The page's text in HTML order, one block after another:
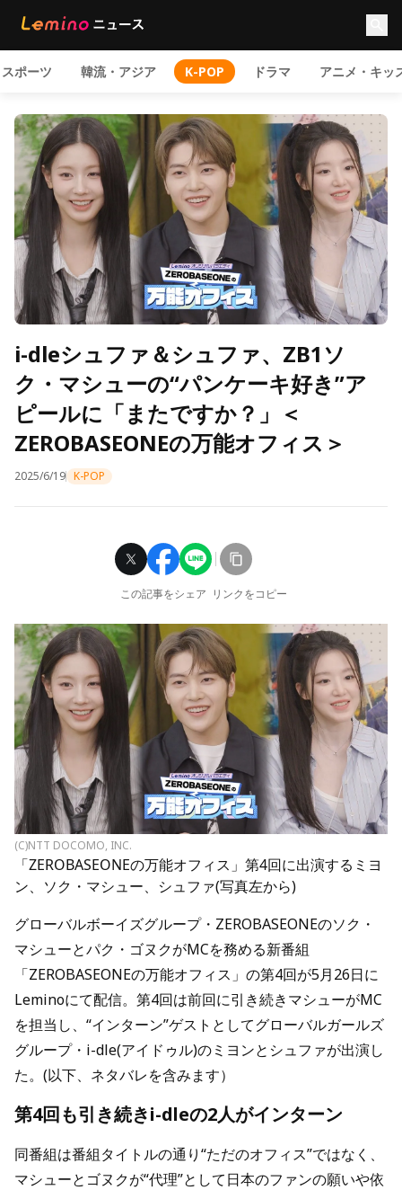
スポーツ 韓流・アジア K-POP ドラマ アニメ・キッ
i-dleシュファ＆シュファ、ZB1ソ
ク・マシューの“パンケーキ好き”ア
ピールに「またですか？」＜
ZEROBASEONEの万能オフィス＞
2025/6/19 K-POP
この記事をシェア リンクをコピー
(C)NTT DOCOMO, INC.
「ZEROBASEONEの万能オフィス」第4回に出演するミヨ
ン、ソク・マシュー、シュファ(写真左から)
グローバルボーイズグループ・ZEROBASEONEのソク・
マシューとパク・ゴヌクがMCを務める新番組
「ZEROBASEONEの万能オフィス」の第4回が5月26日に
Leminoにて配信。第4回は前回に引き続きマシューがMC
を担当し、“インターン”ゲストとしてグローバルガールズ
グループ・i-dle(アイドゥル)のミヨンとシュファが出演し
た。(以下、ネタバレを含みます）
第4回も引き続きi-dleの2人がインターン
同番組は番組タイトルの通り“ただのオフィス”ではなく、
マシューとゴヌクが“代理”として日本のファンの願いや依